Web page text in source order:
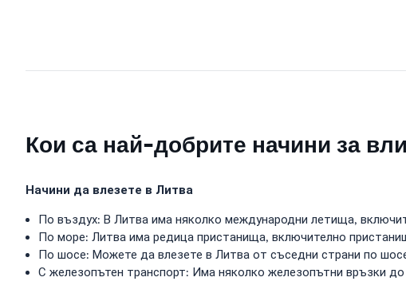
Кои са най-добрите начини за
Начини да влезете в Литва
По въздух: В Литва има няколко международни летища,
По море: Литва има редица пристанища, включително
По шосе: Можете да влезете в Литва от съседни страни по
С железопътен транспорт: Има няколко железопътни връзки